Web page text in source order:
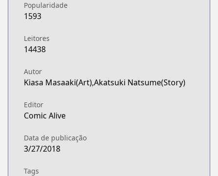
Popularidade
1593
Leitores
14438
Autor
Kiasa Masaaki(Art),Akatsuki Natsume(Story)
Editor
Comic Alive
Data de publicação
3/27/2018
Tags